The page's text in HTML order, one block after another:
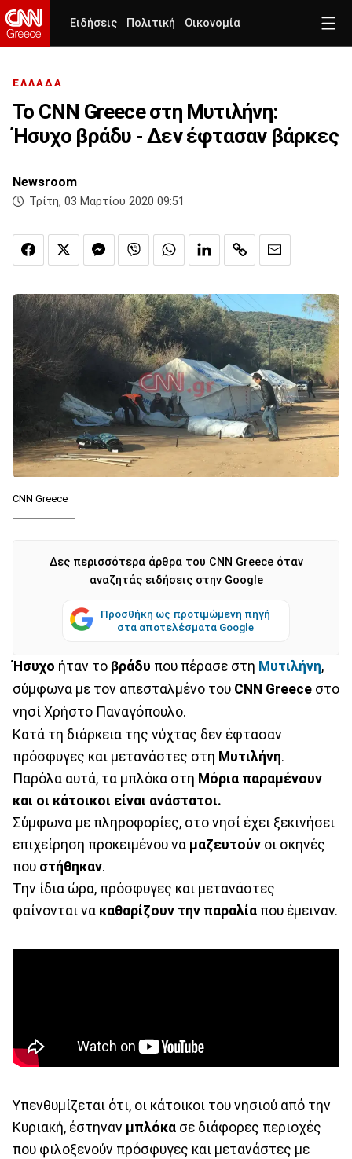
Ειδήσεις Πολιτική Οικονομία
ΕΛΛΑΔΑ
Το CNN Greece στη Μυτιλήνη:
Ήσυχο βράδυ - Δεν έφτασαν βάρκες
Newsroom
Τρίτη, 03 Μαρτίου 2020 09:51
CNN Greece
Δες περισσότερα άρθρα του CNN Greece όταν
αναζητάς ειδήσεις στην Google
Προσθήκη ως προτιμώμενη πηγή
στα αποτελέσματα Google
Ήσυχο ήταν το βράδυ που πέρασε στη Μυτιλήνη,
σύμφωνα με τον απεσταλμένο του CNN Greece στο
νησί Χρήστο Παναγόπουλο.
Κατά τη διάρκεια της νύχτας δεν έφτασαν
πρόσφυγες και μετανάστες στη Μυτιλήνη.
Παρόλα αυτά, τα μπλόκα στη Μόρια παραμένουν
και οι κάτοικοι είναι ανάστατοι.
Σύμφωνα με πληροφορίες, στο νησί έχει ξεκινήσει
επιχείρηση προκειμένου να μαζευτούν οι σκηνές
που στήθηκαν.
Την ίδια ώρα, πρόσφυγες και μετανάστες
φαίνονται να καθαρίζουν την παραλία που έμειναν.
Υπενθυμίζεται ότι, οι κάτοικοι του νησιού από την
Κυριακή, έστηναν μπλόκα σε διάφορες περιοχές
που φιλοξενούν πρόσφυγες και μετανάστες με